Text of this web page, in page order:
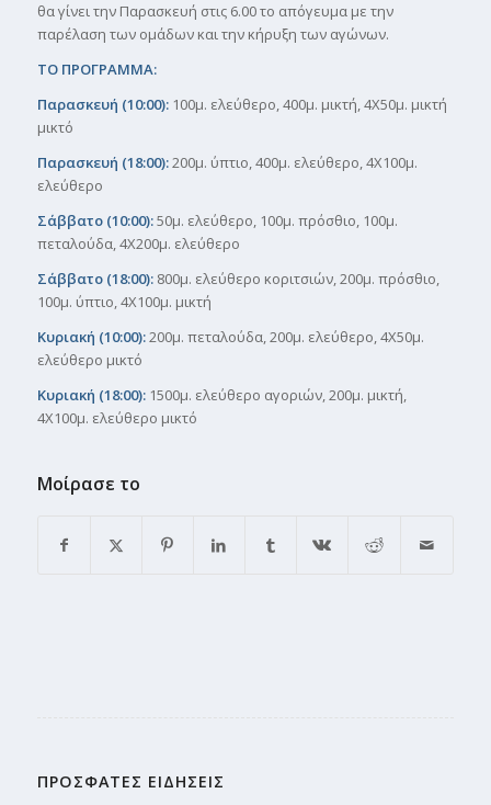
θα γίνει την Παρασκευή στις 6.00 το απόγευμα με την
παρέλαση των ομάδων και την κήρυξη των αγώνων.
ΤΟ ΠΡΟΓΡΑΜΜΑ:
Παρασκευή (10:00): 100μ. ελεύθερο, 400μ. μικτή, 4Χ50μ. μικτή
μικτό
Παρασκευή (18:00):200μ. ύπτιο, 400μ. ελεύθερο, 4Χ100μ.
ελεύθερο
Σάββατο (10:00):50μ. ελεύθερο, 100μ. πρόσθιο, 100μ.
πεταλούδα, 4Χ200μ. ελεύθερο
Σάββατο (18:00):800μ. ελεύθερο κοριτσιών, 200μ. πρόσθιο,
100μ. ύπτιο, 4Χ100μ. μικτή
Κυριακή (10:00):200μ. πεταλούδα, 200μ. ελεύθερο, 4Χ50μ.
ελεύθερο μικτό
Κυριακή (18:00):1500μ. ελεύθερο αγοριών, 200μ. μικτή,
4Χ100μ. ελεύθερο μικτό
Μοίρασε το
ΠΡΟΣΦΑΤΕΣ ΕΙΔΗΣΕΙΣ